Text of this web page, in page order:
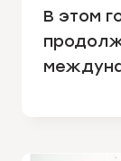
В этом